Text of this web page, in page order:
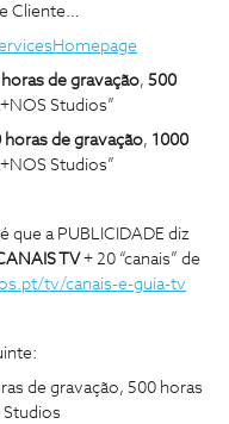
Cliente…
de gravação, 500
Studios”
horas de gravação, 1000
Studios”
que a PUBLICIDADE diz
TV + 20 “canais” de
tv/canais-e-guia-tv
de gravação, 500 horas
Studios